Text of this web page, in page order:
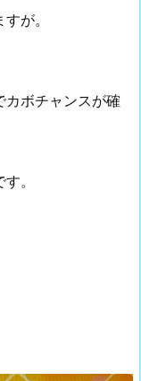
が。
カボチャンスが確
。